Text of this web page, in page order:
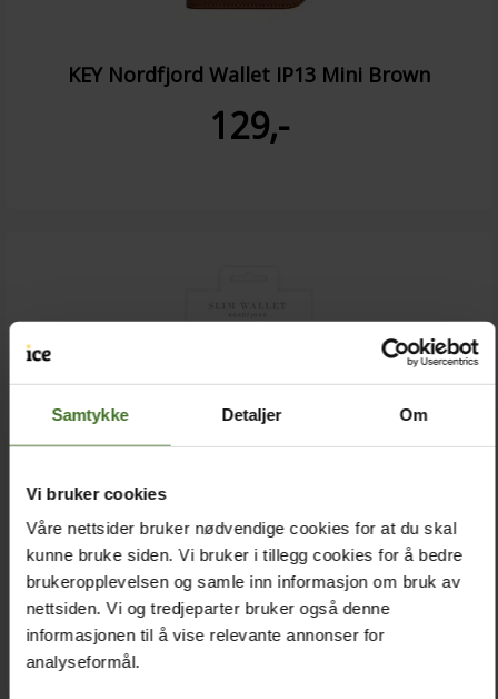
Samtykke Detaljer Om
Vi bruker cookies
Våre nettsider bruker nødvendige cookies for at du skal
kunne bruke siden. Vi bruker i tillegg cookies for å bedre
brukeropplevelsen og samle inn informasjon om bruk av
nettsiden. Vi og tredjeparter bruker også denne
informasjonen til å vise relevante annonser for
analyseformål.
KEY Nordfjord Wallet IP13 Mini Brown
129,-
KEY Nordfjord Wallet IP13 Pro Max Brown
129,-